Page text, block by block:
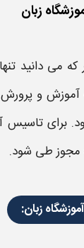
زبان
که می دانید
برایتاسیس
مجوزطی شود.
زبان: